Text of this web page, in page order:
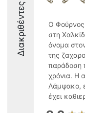
Διακριθέντες
Ο Φούρνος
στη
όνομα
της
παράδοση
χρόνια. Η
Λάμψακο,
έχει